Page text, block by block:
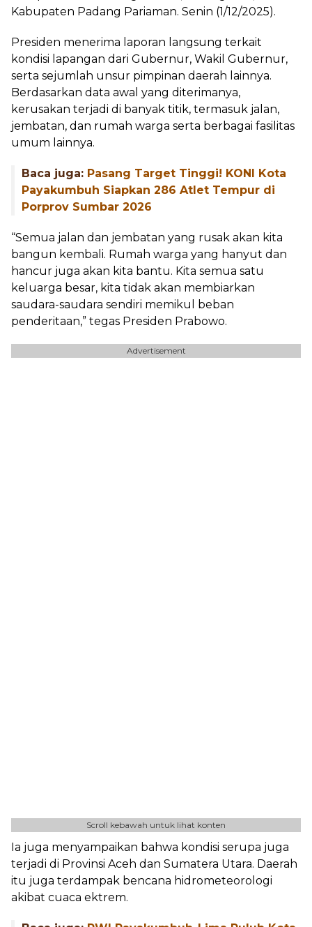
Kabupaten Padang Pariaman. Senin (1/12/2025).
Presiden menerima laporan langsung terkait
kondisi lapangan dari Gubernur, Wakil Gubernur,
serta sejumlah unsur pimpinan daerah lainnya.
Berdasarkan data awal yang diterimanya,
kerusakan terjadi di banyak titik, termasuk jalan,
jembatan, dan rumah warga serta berbagai fasilitas
umum lainnya.
Baca juga: Pasang Target Tinggi! KONI Kota
Payakumbuh Siapkan 286 Atlet Tempur di
Porprov Sumbar 2026
“Semua jalan dan jembatan yang rusak akan kita
bangun kembali. Rumah warga yang hanyut dan
hancur juga akan kita bantu. Kita semua satu
keluarga besar, kita tidak akan membiarkan
saudara-saudara sendiri memikul beban
penderitaan,” tegas Presiden Prabowo.
Advertisement
Scroll kebawah untuk lihat konten
Ia juga menyampaikan bahwa kondisi serupa juga
terjadi di Provinsi Aceh dan Sumatera Utara. Daerah
itu juga terdampak bencana hidrometeorologi
akibat cuaca ektrem.